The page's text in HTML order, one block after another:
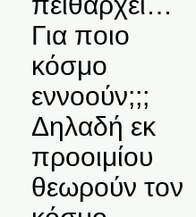
Για ποιο
κόσμο
εννοούν;;;
Δηλαδή εκ
προοιμίου
θεωρούν τον